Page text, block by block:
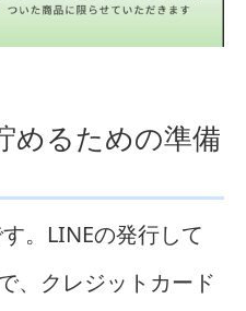
めるための準備
。LINEの発行して
、クレジットカード